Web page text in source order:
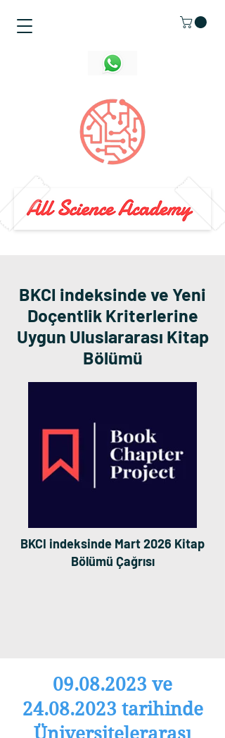
BKCI indeksinde ve Yeni
Doçentlik Kriterlerine
Uygun Uluslararası Kitap
Bölümü
BKCI indeksinde Mart 2026 Kitap
Bölümü Çağrısı
09.08.2023 ve
24.08.2023 tarihinde